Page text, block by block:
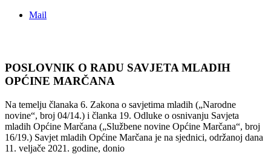
Mail
POSLOVNIK O RADU SAVJETA MLADIH
OPĆINE MARČANA
Na temelju članaka 6. Zakona o savjetima mladih („Narodne
novine“, broj 04/14.) i članka 19. Odluke o osnivanju Savjeta
mladih Općine Marčana („Službene novine Općine Marčana“, broj
16/19.) Savjet mladih Općine Marčana je na sjednici, održanoj dana
11. veljače 2021. godine, donio